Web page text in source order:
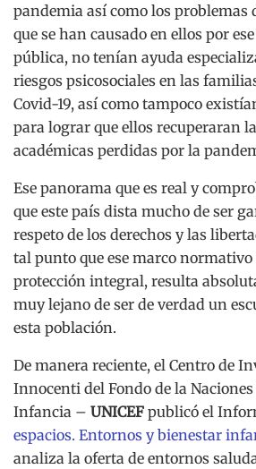
pandemia así como los problemas
que se han causado en ellos por
pública, no tenían ayuda
riesgos psicosociales en las
Covid-19, así como tampoco
para lograr que ellos recuperaran
académicas perdidas por la
Ese panorama que es real y
que este país dista mucho de ser
respeto de los derechos y las
tal punto que ese marco normativo
protección integral, resulta
muy lejano de ser de verdad un
esta población.
De manera reciente, el Centro de
Innocenti del Fondo de la
Infancia – UNICEF publicó el
espacios. Entornos y bienestar
analiza la oferta de entornos